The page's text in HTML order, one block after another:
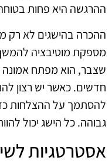
ההרגשה היא פחות
ההכרה בהישגים לא רק
מספקת מוטיבציה
שצבר, הוא מפתח אמונה
חדשים. כאשר יש רצון
להסתמך על ההצלחות
גבוהה. כל הישג יכול
אסטרטגיות